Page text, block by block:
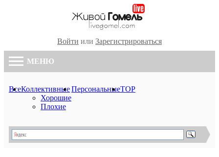
Войти или Зарегистрироваться
МЕНЮ
ВсеКоллективные
Хорошие
Плохие
ПерсональныеTOP